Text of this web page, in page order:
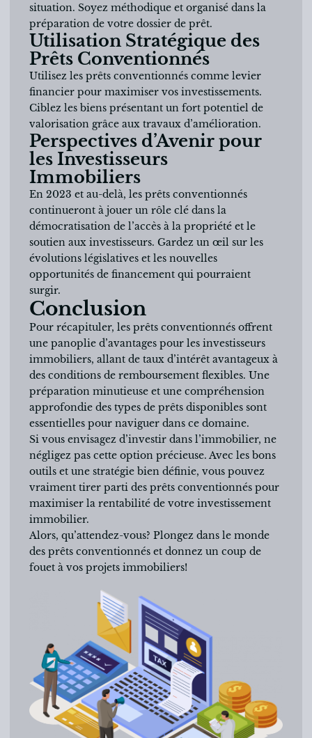
situation. Soyez méthodique et organisé dans la
préparation de votre dossier de prêt.
Utilisation Stratégique des
Prêts Conventionnés
Utilisez les prêts conventionnés comme levier
financier pour maximiser vos investissements.
Ciblez les biens présentant un fort potentiel de
valorisation grâce aux travaux d’amélioration.
Perspectives d’Avenir pour
les Investisseurs
Immobiliers
En 2023 et au-delà, les prêts conventionnés
continueront à jouer un rôle clé dans la
démocratisation de l’accès à la propriété et le
soutien aux investisseurs. Gardez un œil sur les
évolutions législatives et les nouvelles
opportunités de financement qui pourraient
surgir.
Conclusion
Pour récapituler, les prêts conventionnés offrent
une panoplie d’avantages pour les investisseurs
immobiliers, allant de taux d’intérêt avantageux à
des conditions de remboursement flexibles. Une
préparation minutieuse et une compréhension
approfondie des types de prêts disponibles sont
essentielles pour naviguer dans ce domaine.
Si vous envisagez d’investir dans l’immobilier, ne
négligez pas cette option précieuse. Avec les bons
outils et une stratégie bien définie, vous pouvez
vraiment tirer parti des prêts conventionnés pour
maximiser la rentabilité de votre investissement
immobilier.
Alors, qu’attendez-vous? Plongez dans le monde
des prêts conventionnés et donnez un coup de
fouet à vos projets immobiliers!